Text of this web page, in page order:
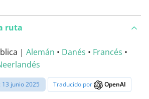
ruta
| Alemán • Danés • Francés •
junio 2025 Traducido por OpenAI